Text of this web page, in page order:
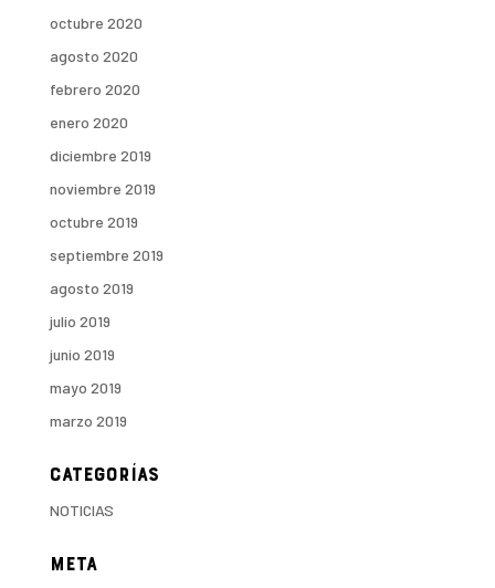
octubre 2020
agosto 2020
febrero 2020
enero 2020
diciembre 2019
noviembre 2019
octubre 2019
septiembre 2019
agosto 2019
julio 2019
junio 2019
mayo 2019
marzo 2019
Categorías
NOTICIAS
Meta